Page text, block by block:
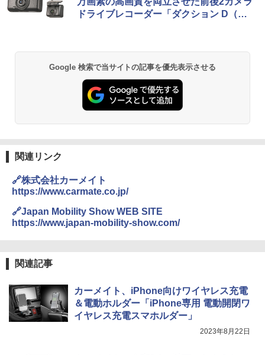
ドライブレコーダー「ダクション D（DC
Google 検索で当サイトの記事を優先表示させる
関連リンク
🔗株式会社カーメイト
https://www.carmate.co.jp/
🔗Japan Mobility Show WEB SITE
https://www.japan-mobility-show.com/
関連記事
カーメイト、iPhone向けワイヤレス充電
＆電動ホルダー「iPhone専用 電動開閉ワ
イヤレス充電スマホルダー」
2023年8月22日